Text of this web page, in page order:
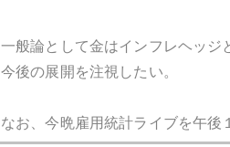
一般論として金はインフレヘッジ
今後の展開を注視したい。
なお、今晩雇用統計ライブを午